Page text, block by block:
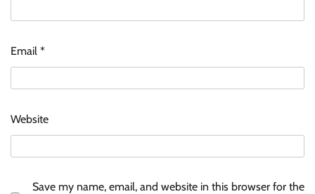
Email *
Website
Save my name, email, and website in this browser for the